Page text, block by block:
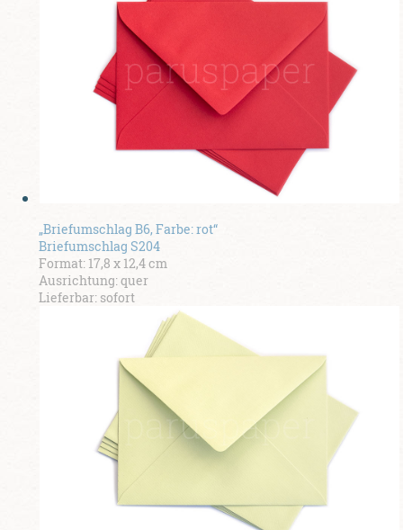
„Briefumschlag B6, Farbe: rot“
Briefumschlag S204
Format: 17,8 x 12,4 cm
Ausrichtung: quer
Lieferbar: sofort